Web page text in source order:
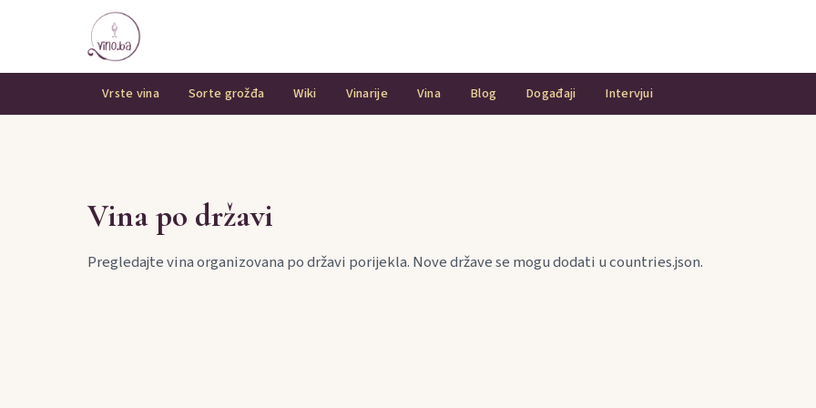
Vrste vina Sorte grožđa Wiki Vinarije Vina Blog Događaji Intervjui
Vina po državi
Pregledajte vina organizovana po državi porijekla. Nove države se mogu dodati u countries.json.